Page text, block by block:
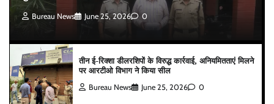
Bureau News June 25, 2026 0
तीन ई-रिक्शा डीलरशिपों के विरुद्ध कार्रवाई, अनियमितताएं मिलने
पर आरटीओ विभाग ने किया सील
Bureau News June 25, 2026 0